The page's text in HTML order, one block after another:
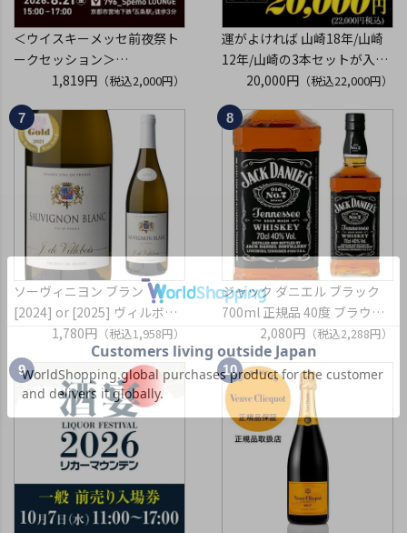
＜ウイスキーメッセ前夜祭ト
ークセッション＞
8月21日(金)15:00～17:00京都
開催
クレジットカード決済のみ
1,819円（税込2,000円）
運がよければ 山崎18年/山崎
12年/山崎の3本セットが入っ
ているかも！？ ウイスキー福
袋 2～6本組 限定200セット
虎S ※必ずもらえるCP対象
(1P)
20,000円 （税込22,000円）
ソーヴィニヨン ブラン
[2024] or [2025] ヴィルボワ
750ml フランス ロワール 辛
口 白ワイン 浜運A
1,780円（税込1,958円）
ジャック ダニエル ブラック
700ml 正規品 40度 ブラウン
フォーマン
ウイスキー テネシー バーボン
長S
2,080円 （税込2,288円）